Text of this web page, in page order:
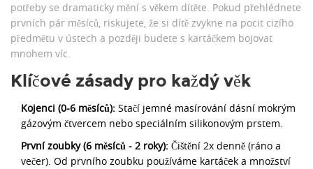
potřeby se dramaticky mění s věkem dítěte. Pokud přehlédnete
prvních pár měsíců, riskujete, že si dítě zvykne na pocit cizího
předmětu v ústech a později budete s kartáčkem bojovat
mnohem víc.
Klíčové zásady pro každý věk
Kojenci (0-6 měsíců): Stačí jemné masírování dásní mokrým
gázovým čtvercem nebo speciálním silikonovým prstem.
První zoubky (6 měsíců - 2 roky): Čištění 2x denně (ráno a
večer). Od prvního zoubku používáme kartáček a množství